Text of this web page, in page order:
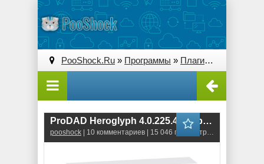
PooShock.Ru » Программы » Плагины (Plug-ins)
ProDAD Heroglyph 4.0.225.4 (32-bit) \ 4.0.230.1 (64-bit)
pooshock | 10 комментариев | 15 046 просмотров